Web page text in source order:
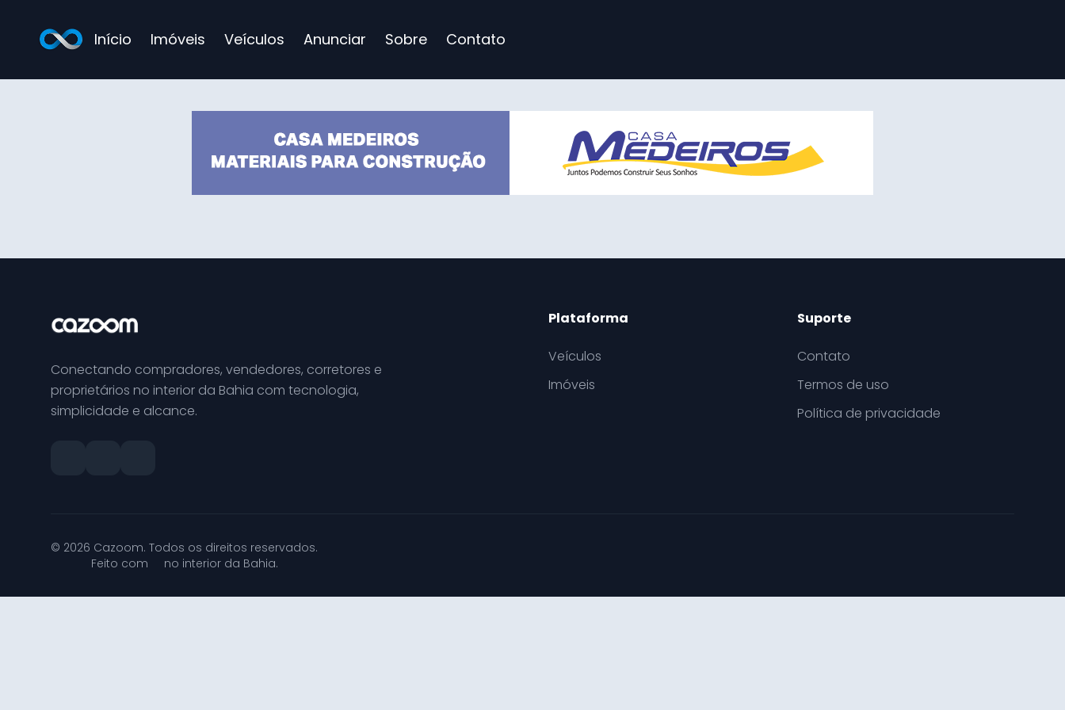
Início Imóveis Veículos Anunciar Sobre Contato
Conectando compradores, vendedores, corretores e
proprietários no interior da Bahia com tecnologia,
simplicidade e alcance.
Plataforma
Veículos
Imóveis
Suporte
Contato
Termos de uso
Política de privacidade
© 2026 Cazoom. Todos os direitos reservados.
Feito com
no interior da Bahia.